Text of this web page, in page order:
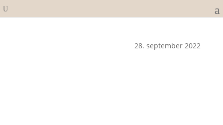
28. september 2022